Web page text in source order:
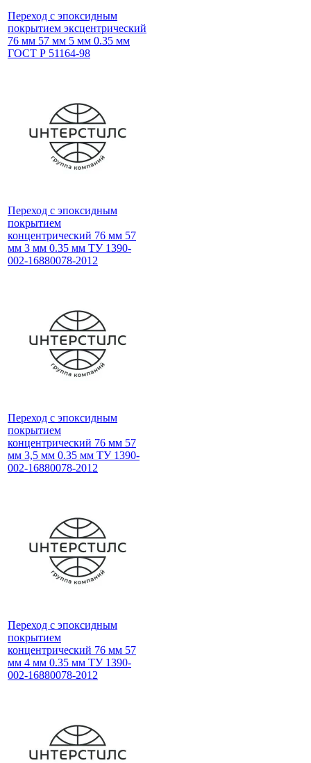
Переход с эпоксидным
покрытием эксцентрический
76 мм 57 мм 5 мм 0.35 мм
ГОСТ Р 51164-98
Переход с эпоксидным
покрытием
концентрический 76 мм 57
мм 3 мм 0.35 мм ТУ 1390-
002-16880078-2012
Переход с эпоксидным
покрытием
концентрический 76 мм 57
мм 3,5 мм 0.35 мм ТУ 1390-
002-16880078-2012
Переход с эпоксидным
покрытием
концентрический 76 мм 57
мм 4 мм 0.35 мм ТУ 1390-
002-16880078-2012